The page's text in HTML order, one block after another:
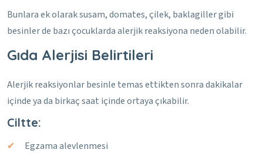
Bunlara ek olarak susam, domates, çilek, baklagiller gibi
besinler de bazı çocuklarda alerjik reaksiyona neden olabilir.
Gıda Alerjisi Belirtileri
Alerjik reaksiyonlar besinle temas ettikten sonra dakikalar
içinde ya da birkaç saat içinde ortaya çıkabilir.
Ciltte:
Egzama alevlenmesi